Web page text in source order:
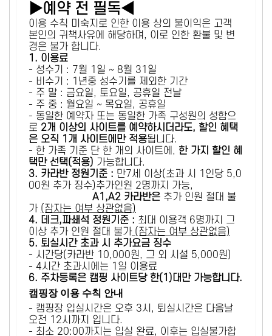
▶예약 전 필독◀
이용 수칙 미숙지로 인한 이용 상의 불이익은 고객
본인의 귀책사유에 해당하며, 이로 인한 환불 및 변
경은 불가 합니다.
1. 이용료
- 성수기 : 7월 1일 ~ 8월 31일
- 비수기 : 1년중 성수기를 제외한 기간
- 주 말 : 금요일, 토요일, 공휴일 전날
- 주 중 : 월요일 ~ 목요일, 공휴일
- 동일한 예약자 또는 동일한 가족 구성원의 성함으
로 2개 이상의 사이트를 예약하시더라도, 할인 혜택
은 오직 1개 사이트에만 적용됩니다.
- 한 가족 기준 단 한 개의 사이트에, 한 가지 할인 혜
택만 선택(적용) 가능합니다.
3. 카라반 정원기준 : 만7세 이상(초과 시 1인당 5,0
00원 추가 징수)추가인원 2명까지 가능,
A1,A2 카라반은 추가 인원 절대 불
가 (잠자는 여부 상관없음)
4. 데크,파쇄석 정원기준 : ​최대 이용객 6명까지 그
이상 추가 인원 절대 불가 (잠자는 여부 상관없음)
5. 퇴실시간 초과 시 추가요금 징수
- 시간당(카라반 10,000원, 그 외 시설 5,000원)
- 4시간 초과시에는 1일 이용료
6. 주차등록은 캠핑 사이트당 한(1)대만 가능합니다.
캠핑장 이용 수칙 안내
- 캠핑장 입실시간은 오후 3시, 퇴실시간은 다음날
오전 12시까지 입니다.
- 최소 20:00까지는 입실 완료, 이후는 입실불가합